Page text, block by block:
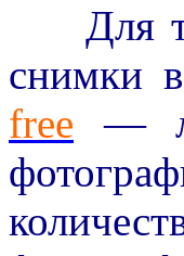
Для
снимки
free —